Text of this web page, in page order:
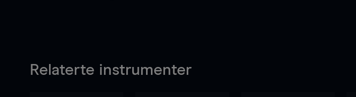
Relaterte instrumenter